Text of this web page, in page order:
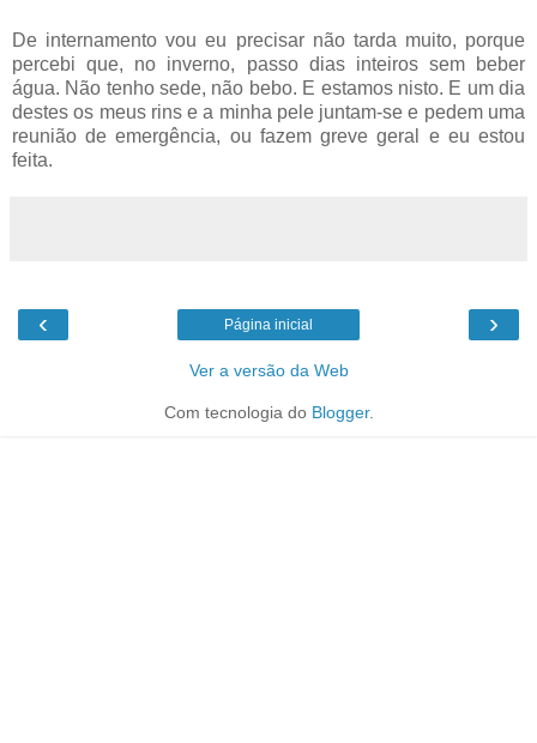
De internamento vou eu precisar não tarda muito, porque
percebi que, no inverno, passo dias inteiros sem beber
água. Não tenho sede, não bebo. E estamos nisto. E um dia
destes os meus rins e a minha pele juntam-se e pedem uma
reunião de emergência, ou fazem greve geral e eu estou
feita.
‹ ›
Página inicial
Ver a versão da Web
Com tecnologia do Blogger.